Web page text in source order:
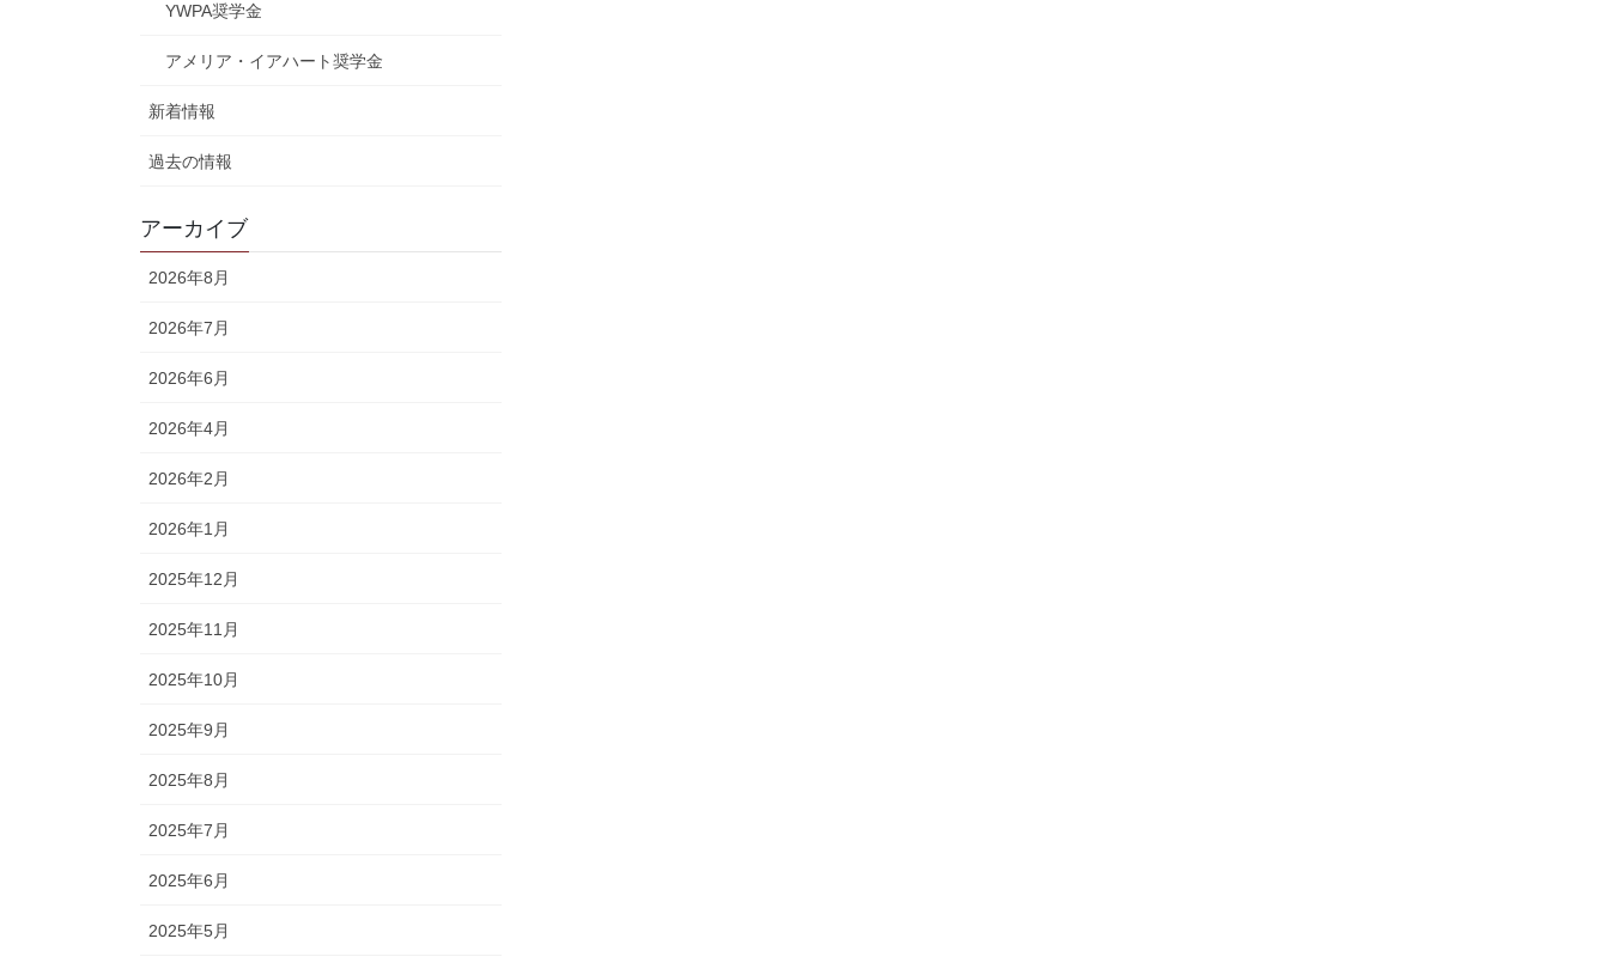
YWPA奨学金
アメリア・イアハート奨学金
新着情報
過去の情報
アーカイブ
2026年8月
2026年7月
2026年6月
2026年4月
2026年2月
2026年1月
2025年12月
2025年11月
2025年10月
2025年9月
2025年8月
2025年7月
2025年6月
2025年5月